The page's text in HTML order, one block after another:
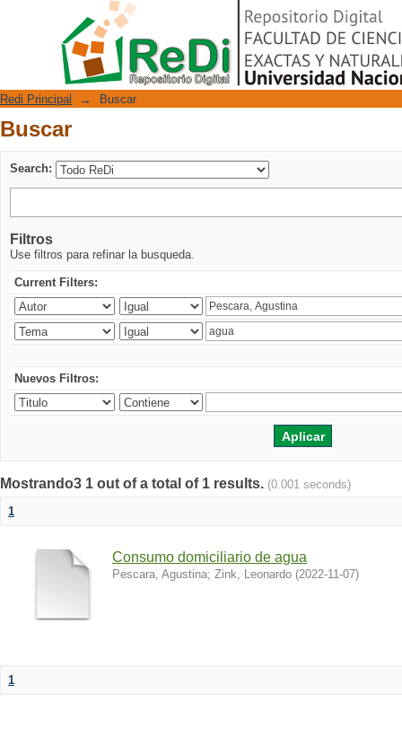
Repositorio Digital
Redi Principal → Buscar
Buscar
Search:
Filtros
Use filtros para refinar la busqueda.
Current Filters:
Nuevos Filtros:
Mostrando3 1 out of a total of 1 results. (0.001 seconds)
1
Consumo domiciliario de agua
Pescara, Agustina; Zink, Leonardo (2022-11-07)
1